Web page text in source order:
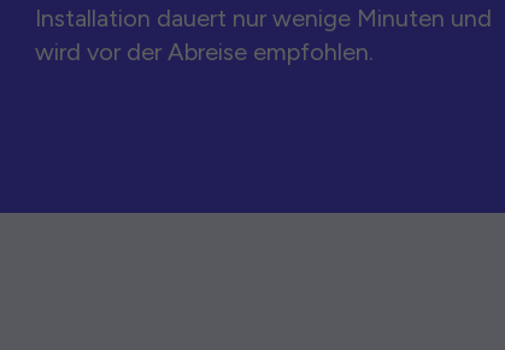
Installation dauert nur wenige Minuten und
wird vor der Abreise empfohlen.